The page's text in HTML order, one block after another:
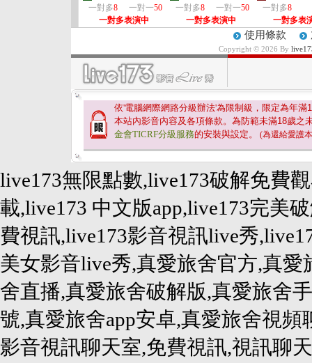
一對多8 一對一50
一對多表演中
一對多8 一對一50
一對多表演中
一對多8
一對多表
使用條款
Copyright © 2026 By
依'電腦網際網路分級辦法'為限制級，限定為年滿
本站內影音內容及各項條款。為防範未滿18歲之
金會TICRF分級服務的安裝與設定。 (為還給愛護
live173無限點數,live173破解免費
載,live173 中文版app,live173完美
費視訊,live173影音視訊live秀
美女影音live秀,真愛旅舍官方,真愛
舍直播,真愛旅舍破解版,真愛旅舍
號,真愛旅舍app安卓,真愛旅舍視
影音視訊聊天室,免費視訊,視訊聊